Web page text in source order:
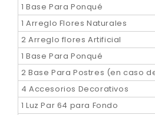
1 Base Para Ponqué
1 Arreglo Flores Naturales
2 Arreglo flores Artificial
1 Base Para Ponqué
2 Base Para Postres (en caso
4 Accesorios Decorativos
1 Luz Par 64 para Fondo